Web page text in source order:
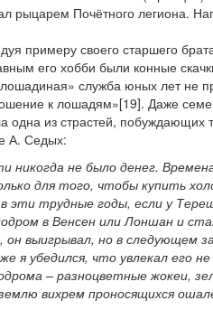
рыцарем Почётного легиона.
примеру своего старшего
его хобби были конные
служба юных лет не
к лошадям»[19]. Даже
одна из страстей, побуждающих
А. Седых:
никогда не было денег.
для того, чтобы купить
эти трудные годы, если у
в Венсен или Лоншан и
он выигрывал, но в следующем
я убедился, что увлекал его
– разноцветные жокеи,
вихрем проносящихся